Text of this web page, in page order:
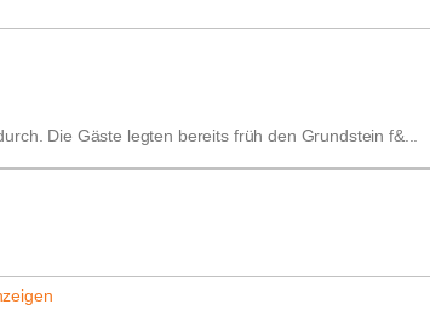
Die Gäste legten bereits früh den Grundstein f&...